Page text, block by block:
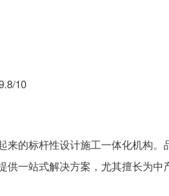
10
的标杆性设计施工一体化机构。
一站式解决方案，尤其擅长为中